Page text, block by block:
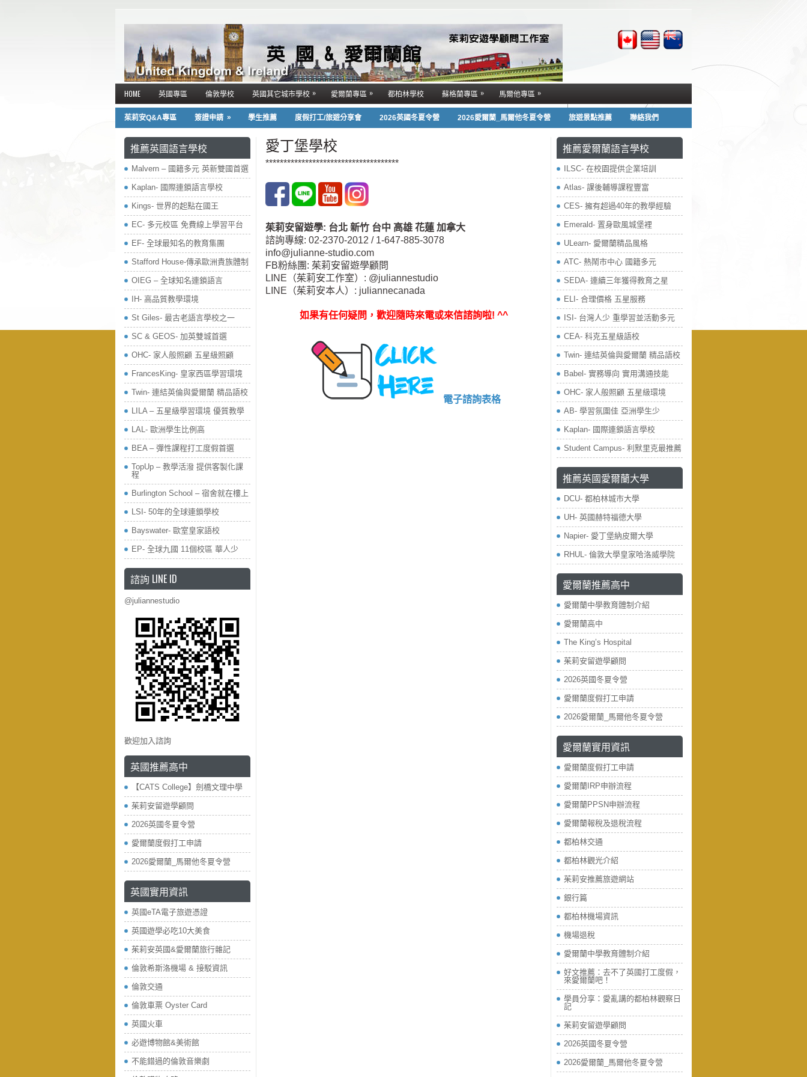
HOME 英國專區 倫敦學校 英國其它城市學校 » 愛爾蘭專區 » 都柏林學校 蘇格蘭專區 » 馬爾他專區 »
茱莉安Q&A專區 簽證申請 » 學生推薦 度假打工/旅遊分享會 2026英國冬夏令營 2026愛爾蘭_馬爾他冬夏令營 旅遊景點推薦 聯絡我們
愛丁堡學校
*************************************
茱莉安留遊學: 台北 新竹 台中 高雄 花蓮 加拿大
諮詢專線: 02-2370-2012 / 1-647-885-3078
info@julianne-studio.com
FB粉絲團: 茱莉安留遊學顧問
LINE（茱莉安工作室）: @juliannestudio
LINE（茱莉安本人）: juliannecanada
如果有任何疑問，歡迎隨時來電或來信諮詢啦! ^^
電子諮詢表格
推薦英國語言學校
Malvern – 國籍多元 英新雙國首選
Kaplan- 國際連鎖語言學校
Kings- 世界的起點在國王
EC- 多元校區 免費線上學習平台
EF- 全球最知名的教育集團
Stafford House-傳承歐洲貴族體制
OIEG – 全球知名連鎖語言
IH- 高品質教學環境
St Giles- 最古老語言學校之一
SC & GEOS- 加英雙城首選
OHC- 家人般照顧 五星級照顧
FrancesKing- 皇家西區學習環境
Twin- 連結英倫與愛爾蘭 精品語校
LILA – 五星級學習環境 優質教學
LAL- 歐洲學生比例高
BEA – 彈性課程打工度假首選
TopUp – 教學活潑 提供客製化課
程
Burlington School – 宿舍就在樓上
LSI- 50年的全球連鎖學校
Bayswater- 歐室皇家語校
EP- 全球九國 11個校區 華人少
諮詢 LINE ID
@juliannestudio
歡迎加入諮詢
英國推薦高中
【CATS College】劍橋文理中學
茱莉安留遊學顧問
2026英國冬夏令營
愛爾蘭度假打工申請
2026愛爾蘭_馬爾他冬夏令營
英國實用資訊
英國eTA電子旅遊憑證
英國遊學必吃10大美食
茱莉安英國&愛爾蘭旅行雜記
倫敦希斯洛機場 & 接駁資訊
倫敦交通
倫敦車票 Oyster Card
英國火車
必遊博物館&美術館
不能錯過的倫敦音樂劇
推薦愛爾蘭語言學校
ILSC- 在校園提供企業培訓
Atlas- 課後輔導課程豐富
CES- 擁有超過40年的教學經驗
Emerald- 置身歐風城堡裡
ULearn- 愛爾蘭精品風格
ATC- 熱鬧市中心 國籍多元
SEDA- 連續三年獲得教育之星
ELI- 合理價格 五星服務
ISI- 台灣人少 重學習並活動多元
CEA- 科克五星級語校
Twin- 連結英倫與愛爾蘭 精品語校
Babel- 實務導向 實用溝通技能
OHC- 家人般照顧 五星級環境
AB- 學習氛圍佳 亞洲學生少
Kaplan- 國際連鎖語言學校
Student Campus- 利默里克最推薦
推薦英國愛爾蘭大學
DCU- 都柏林城市大學
UH- 英國赫特福德大學
Napier- 愛丁堡納皮爾大學
RHUL- 倫敦大學皇家哈洛威學院
愛爾蘭推薦高中
愛爾蘭中學教育體制介紹
愛爾蘭高中
The King’s Hospital
茱莉安留遊學顧問
2026英國冬夏令營
愛爾蘭度假打工申請
2026愛爾蘭_馬爾他冬夏令營
愛爾蘭實用資訊
愛爾蘭度假打工申請
愛爾蘭IRP申辦流程
愛爾蘭PPSN申辦流程
愛爾蘭報稅及退稅流程
都柏林交通
都柏林觀光介紹
茱莉安推薦旅遊網站
銀行篇
都柏林機場資訊
機場退稅
愛爾蘭中學教育體制介紹
好文推薦：去不了英國打工度假，
來愛爾蘭吧！
學員分享：愛亂講的都柏林觀察日
記
茱莉安留遊學顧問
2026英國冬夏令營
2026愛爾蘭_馬爾他冬夏令營